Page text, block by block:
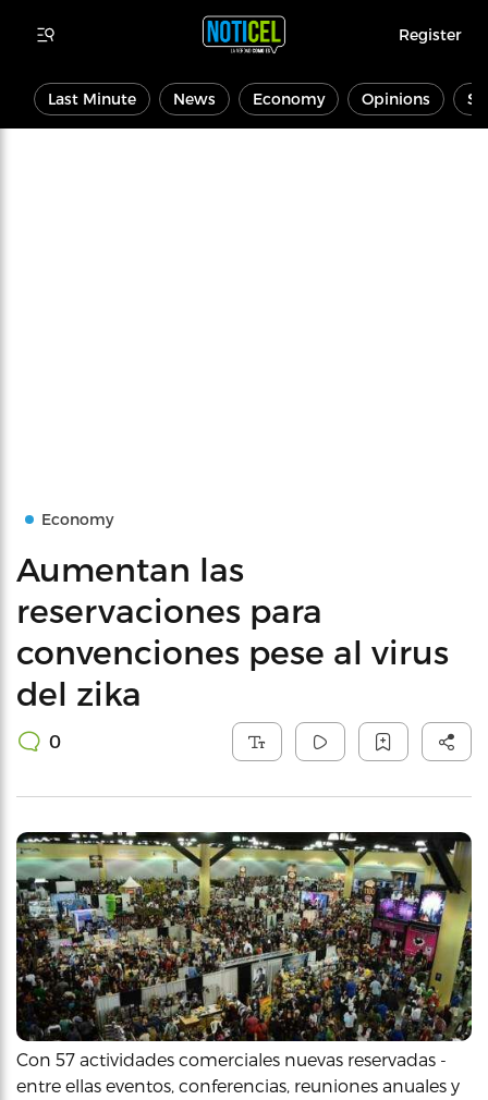
Register
Last Minute News Economy Opinions
Economy
Aumentan las
reservaciones para
convenciones pese al virus
del zika
0
Con 57 actividades comerciales nuevas reservadas -
entre ellas eventos, conferencias, reuniones anuales y